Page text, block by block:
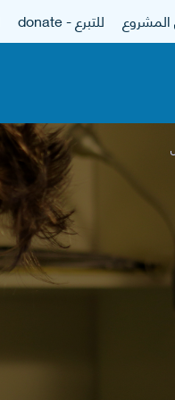
للتبرع - donate